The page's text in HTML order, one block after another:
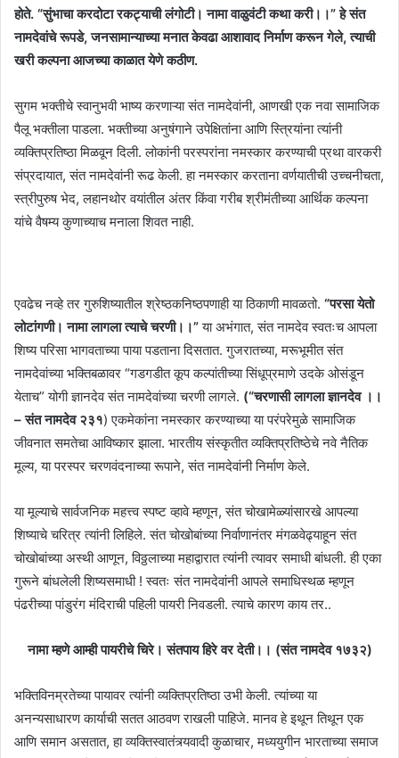
होते. “सुंभाचा करदोटा रकट्याची लंगोटी। नामा वाळुवंटी कथा करी।।” हे संत
नामदेवांचे रूपडे, जनसामान्याच्या मनात केवढा आशावाद निर्माण करून गेले, त्याची
खरी कल्पना आजच्या काळात येणे कठीण.
सुगम भक्तीचे स्वानुभवी भाष्य करणाऱ्या संत नामदेवांनी, आणखी एक नवा सामाजिक
पैलू भक्तीला पाडला. भक्तीच्या अनुषंगाने उपेक्षितांना आणि स्त्रियांना त्यांनी
व्यक्तिप्रतिष्ठा मिळवून दिली. लोकांनी परस्परांना नमस्कार करण्याची प्रथा वारकरी
संप्रदायात, संत नामदेवांनी रूढ केली. हा नमस्कार करताना वर्णयातीची उच्चनीचता,
स्त्रीपुरुष भेद, लहानथोर वयांतील अंतर किंवा गरीब श्रीमंतीच्या आर्थिक कल्पना
यांचे वैषम्य कुणाच्याच मनाला शिवत नाही.
एवढेच नव्हे तर गुरुशिष्यातील श्रेष्ठकनिष्ठपणाही या ठिकाणी मावळतो. “परसा येतो
लोटांगणी। नामा लागला त्याचे चरणी।।”या अभंगात, संत नामदेव स्वतःच आपला
शिष्य परिसा भागवताच्या पाया पडताना दिसतात. गुजरातच्या, मरूभूमीत संत
नामदेवांच्या भक्तिबळावर “गडगडीत कूप कल्पांतीच्या सिंधूप्रमाणे उदके ओसंडून
येताच” योगी ज्ञानदेव संत नामदेवांच्या चरणी लागले. (“चरणासी लागला ज्ञानदेव ।।
– संत नामदेव २३१) एकमेकांना नमस्कार करण्याच्या या परंपरेमुळे सामाजिक
जीवनात समतेचा आविष्कार झाला. भारतीय संस्कृतीत व्यक्तिप्रतिष्ठेचे नवे नैतिक
मूल्य, या परस्पर चरणवंदनाच्या रूपाने, संत नामदेवांनी निर्माण केले.
या मूल्याचे सार्वजनिक महत्त्व स्पष्ट व्हावे म्हणून, संत चोखामेळ्यांसारखे आपल्या
शिष्याचे चरित्र त्यांनी लिहिले. संत चोखोबांच्या निर्वाणानंतर मंगळवेढ्याहून संत
चोखोबांच्या अस्थी आणून, विठ्ठलाच्या महाद्वारात त्यांनी त्यावर समाधी बांधली. ही एका
गुरूने बांधलेली शिष्यसमाधी ! स्वतः संत नामदेवांनी आपले समाधिस्थळ म्हणून
पंढरीच्या पांडुरंग मंदिराची पहिली पायरी निवडली. त्याचे कारण काय तर..
नामा म्हणे आम्ही पायरीचे चिरे। संतपाय हिरे वर देती।। (संत नामदेव १७३२)
भक्तिविनम्रतेच्या पायावर त्यांनी व्यक्तिप्रतिष्ठा उभी केली. त्यांच्या या
अनन्यसाधारण कार्याची सतत आठवण राखली पाहिजे. मानव हे इथून तिथून एक
आणि समान असतात, हा व्यक्तिस्वातंत्र्यवादी कुळाचार, मध्ययुगीन भारताच्या समाज